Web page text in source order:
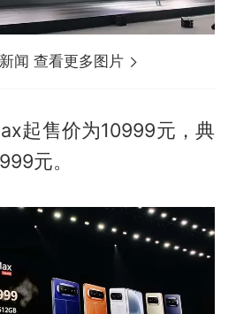
闻 查看更多图片
起售价为10999元，典
元。